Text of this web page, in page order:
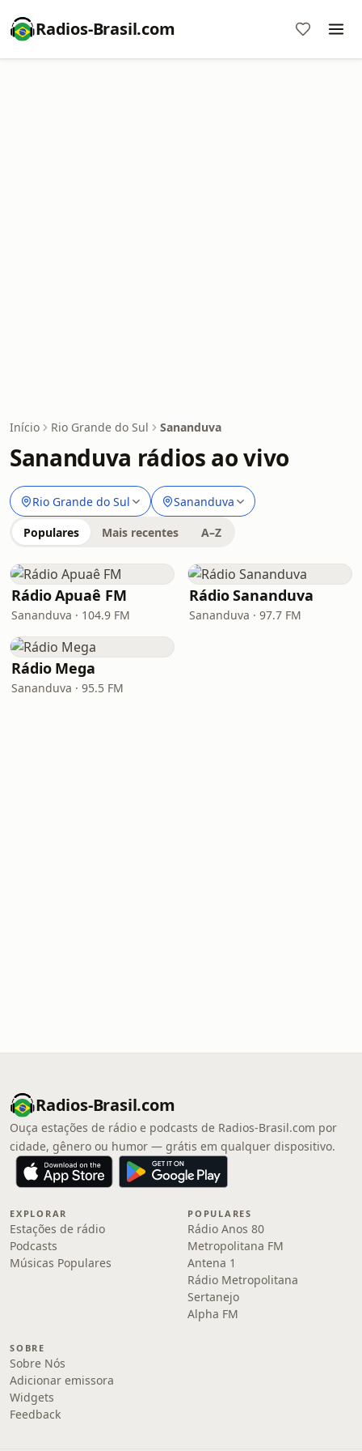
Radios-Brasil.com
Início Rio Grande do Sul Sananduva
Sananduva rádios ao vivo
Rio Grande do Sul Sananduva
Populares Mais recentes A–Z
Rádio Apuaê FM
Sananduva · 104.9 FM
Rádio Sananduva
Sananduva · 97.7 FM
Rádio Mega
Sananduva · 95.5 FM
Radios-Brasil.com
Ouça estações de rádio e podcasts de Radios-Brasil.com por
cidade, gênero ou humor — grátis em qualquer dispositivo.
EXPLORAR
Estações de rádio
Podcasts
Músicas Populares
POPULARES
Rádio Anos 80
Metropolitana FM
Antena 1
Rádio Metropolitana
Sertanejo
Alpha FM
SOBRE
Sobre Nós
Adicionar emissora
Widgets
Feedback